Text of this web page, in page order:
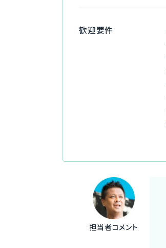
歓迎要件
担当者コメント